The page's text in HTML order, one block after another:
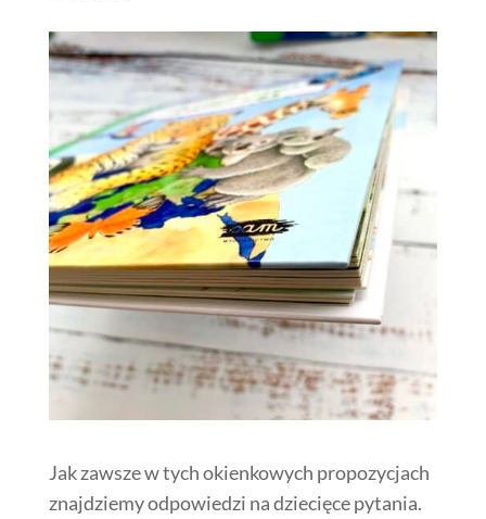
Jak zawsze w tych okienkowych propozycjach
znajdziemy odpowiedzi na dziecięce pytania.